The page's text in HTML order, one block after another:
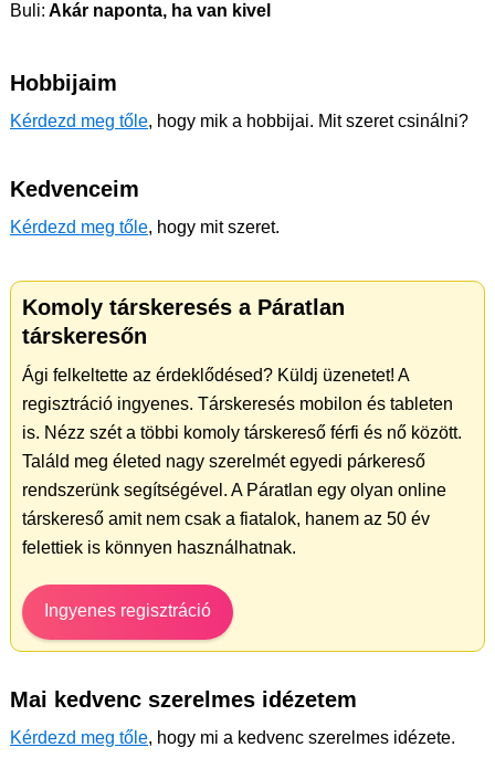
Buli: Akár naponta, ha van kivel
Hobbijaim
Kérdezd meg tőle, hogy mik a hobbijai. Mit szeret csinálni?
Kedvenceim
Kérdezd meg tőle, hogy mit szeret.
Komoly társkeresés a Páratlan
társkeresőn
Ági felkeltette az érdeklődésed? Küldj üzenetet! A
regisztráció ingyenes. Társkeresés mobilon és tableten
is. Nézz szét a többi komoly társkereső férfi és nő között.
Találd meg életed nagy szerelmét egyedi párkereső
rendszerünk segítségével. A Páratlan egy olyan online
társkereső amit nem csak a fiatalok, hanem az 50 év
felettiek is könnyen használhatnak.
Ingyenes regisztráció
Mai kedvenc szerelmes idézetem
Kérdezd meg tőle, hogy mi a kedvenc szerelmes idézete.